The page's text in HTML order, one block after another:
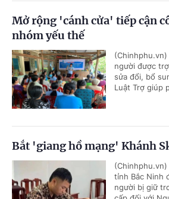
Mở rộng 'cánh cửa' tiếp cận
nhóm yếu thế
người được
sửa đổi, bổ
Luật Trợ giúp
Bắt 'giang hồ mạng' Khánh
(Chinhphu.vn)
tỉnh Bắc Ninh
người bị giữ